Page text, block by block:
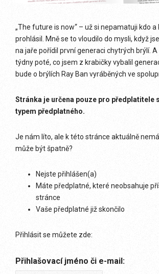
„The future is now“ – už si nepamatuji kdo a
prohlásil. Mně se to vloudilo do mysli, když
na jaře pořídil první generaci chytrých brýlí.
týdny poté, co jsem z krabičky vybalil
bude o brýlích Ray Ban vyráběných ve
Stránka je určena pouze pro předplatitele
typem předplatného.
Je nám líto, ale k této stránce aktuálně
může být špatně?
Nejste přihlášen(a)
Máte předplatné, které neobsahuje
stránce
Vaše předplatné již skončilo
Přihlásit se můžete zde:
Přihlašovací jméno či e-mail: